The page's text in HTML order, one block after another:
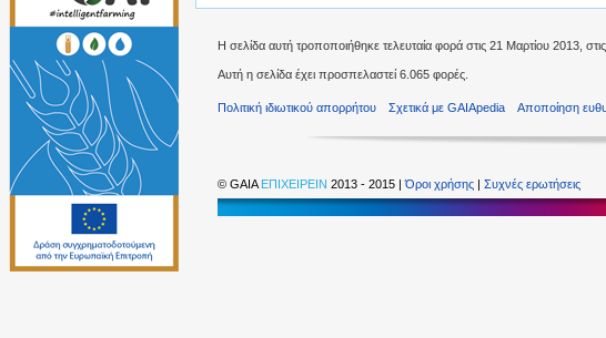
Η σελίδα αυτή τροποποιήθηκε τελευταία φορά στις 21 Μαρτίου 2013,
Αυτή η σελίδα έχει προσπελαστεί 6.065 φορές.
Πολιτική ιδιωτικού απορρήτου Σχετικά με GAIApedia Αποποίηση
© GAIA ΕΠΙΧΕΙΡΕΙΝ 2013 - 2015 |Όροι χρήσης | Συχνές ερωτήσεις